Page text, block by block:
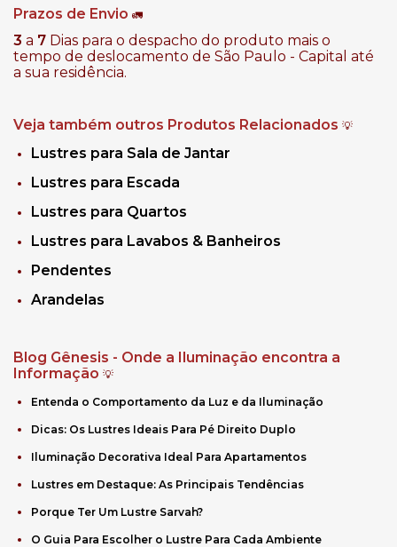
Prazos de Envio 🚛
3 a 7 Dias para o despacho do produto mais o
tempo de deslocamento de São Paulo - Capital até
a sua residência.
Veja também outros Produtos Relacionados 💡
Lustres para Sala de Jantar
Lustres para Escada
Lustres para Quartos
Lustres para Lavabos & Banheiros
Pendentes
Arandelas
Blog Gênesis - Onde a Iluminação encontra a
Informação 💡
Entenda o Comportamento da Luz e da Iluminação
Dicas: Os Lustres Ideais Para Pé Direito Duplo
Iluminação Decorativa Ideal Para Apartamentos
Lustres em Destaque: As Principais Tendências
Porque Ter Um Lustre Sarvah?
O Guia Para Escolher o Lustre Para Cada Ambiente